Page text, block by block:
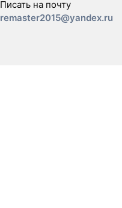
Писать на почту
remaster2015@yandex.ru